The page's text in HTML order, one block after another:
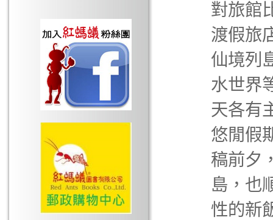
對旅館
渡假旅
仙境列
水世界
天各有
悠閒假
稿前夕
島，也
性的新